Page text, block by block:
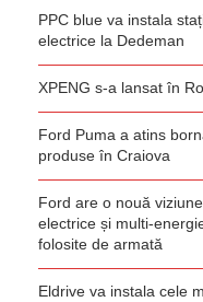
PPC blue va instala
electrice la Dedeman
XPENG s-a lansat în
Ford Puma a atins
produse în Craiova
Ford are o nouă
electrice și multi-
folosite de armată
Eldrive va instala cele